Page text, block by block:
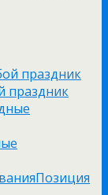
праздник
Позиция